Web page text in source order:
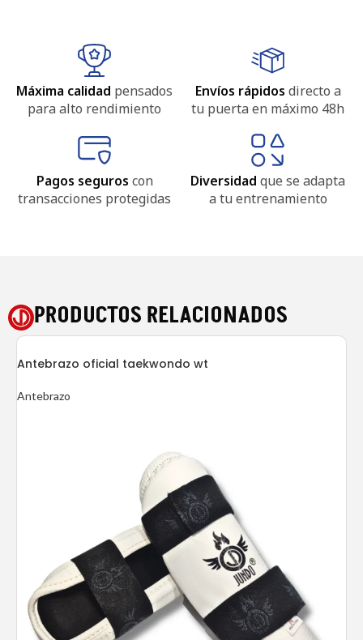
Máxima calidad pensados
para alto rendimiento
Envíos rápidos directo a
tu puerta en máximo 48h
Pagos seguros con
transacciones protegidas
Diversidadque se adapta
a tu entrenamiento
PRODUCTOS RELACIONADOS
Antebrazo oficial taekwondo wt
Antebrazo